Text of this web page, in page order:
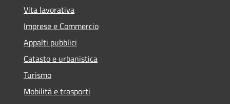
Vita lavorativa
Imprese e Commercio
Appalti pubblici
Catasto e urbanistica
Turismo
Mobilità e trasporti